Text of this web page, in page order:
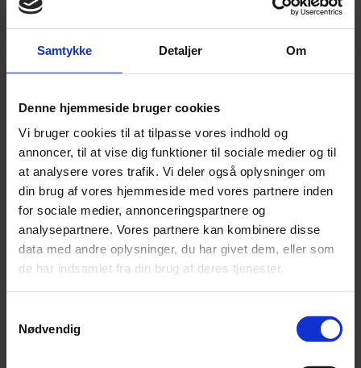
Samtykke Detaljer Om
Denne hjemmeside bruger cookies
Vi bruger cookies til at tilpasse vores indhold og
annoncer, til at vise dig funktioner til sociale medier og til
at analysere vores trafik. Vi deler også oplysninger om
din brug af vores hjemmeside med vores partnere inden
for sociale medier, annonceringspartnere og
analysepartnere. Vores partnere kan kombinere disse
data med andre oplysninger, du har givet dem, eller som
de har indsamlet fra din brug af deres tjenester.
Nødvendig
FLERE NYHEDER